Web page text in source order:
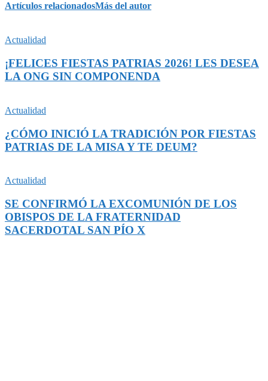
Artículos relacionadosMás del autor
Actualidad
¡FELICES FIESTAS PATRIAS 2026! LES DESEA
LA ONG SIN COMPONENDA
Actualidad
¿CÓMO INICIÓ LA TRADICIÓN POR FIESTAS
PATRIAS DE LA MISA Y TE DEUM?
Actualidad
SE CONFIRMÓ LA EXCOMUNIÓN DE LOS
OBISPOS DE LA FRATERNIDAD
SACERDOTAL SAN PÍO X